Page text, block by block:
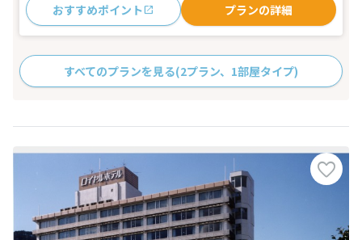
おすすめポイント プランの詳細
すべてのプランを見る(2プラン、1部屋タイプ)